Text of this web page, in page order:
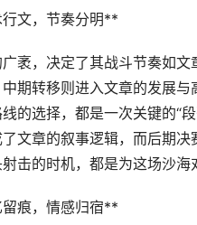
文，节奏分明**
袤，决定了其战斗节奏如
期转移则进入文章的发展
的选择，都是一次关键的“
文章的叙事逻辑，而后期
击的时机，都是为这场沙海
痕，情感归宿**